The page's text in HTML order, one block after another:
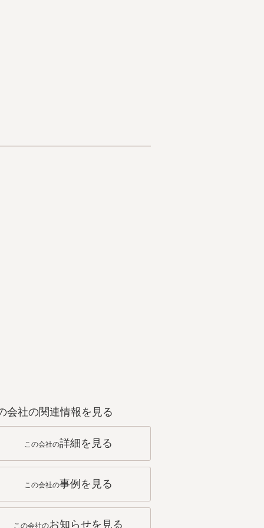
会社の関連情報を見る
この会社の詳細を見る
この会社の事例を見る
この会社のお知らせを見る